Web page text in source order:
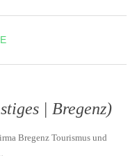
| Bregenz)
Bregenz Tourismus und